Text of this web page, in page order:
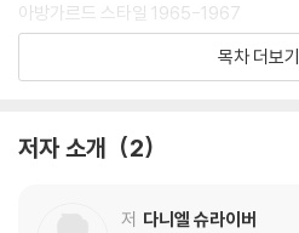
아방가르드 스타일 1965-1967
래디컬 시크 1967-1969
최후의 지식인 1980-1983
마의 산으로의 귀환 1989-1992
목차 더보기
저자 소개 2
저 다니엘 슈라이버